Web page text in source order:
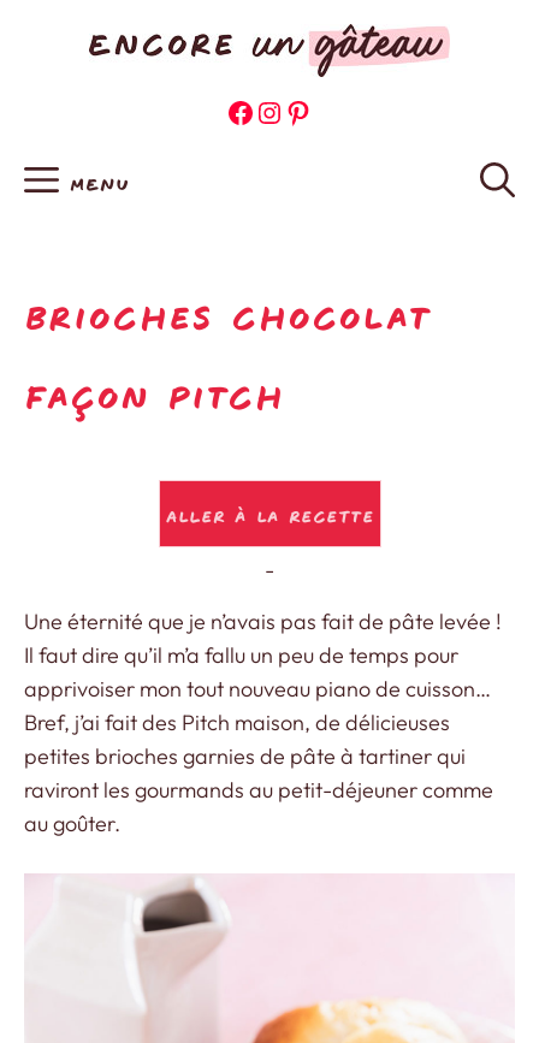
Facebook
Instagram
Pinterest
MENU
Brioches chocolat
façon pitch
Aller à la recette
-
Une éternité que je n’avais pas fait de pâte levée !
Il faut dire qu’il m’a fallu un peu de temps pour
apprivoiser mon tout nouveau piano de cuisson…
Bref, j’ai fait des Pitch maison, de délicieuses
petites brioches garnies de pâte à tartiner qui
raviront les gourmands au petit-déjeuner comme
au goûter.